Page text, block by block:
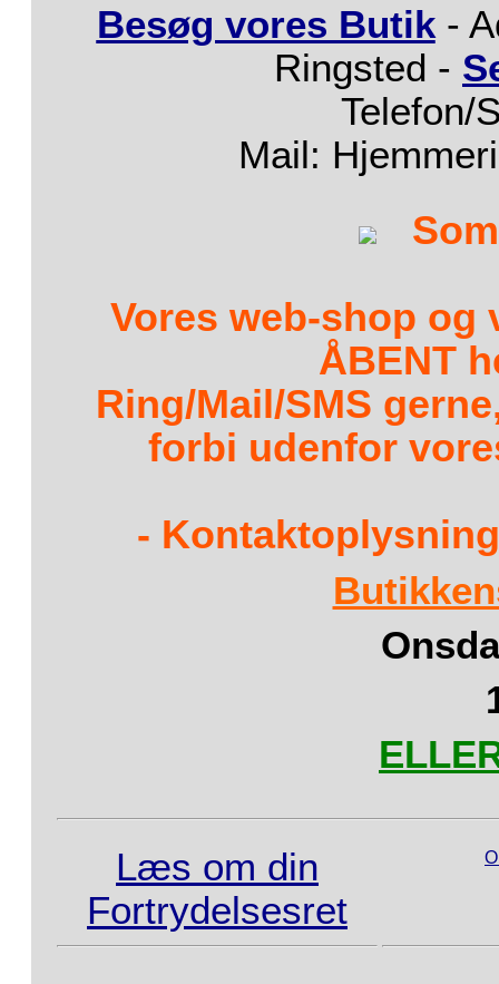
Besøg vores Butik-
Ringsted -
Telefon/
Mail:
Vores web-shop
ÅBENT
Ring/Mail/SMS
forbi udenfor
-
Læs om din
Fortrydelsesret